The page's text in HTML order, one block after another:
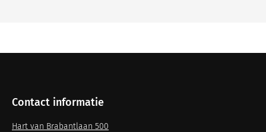
Contact informatie
Hart van Brabantlaan 500